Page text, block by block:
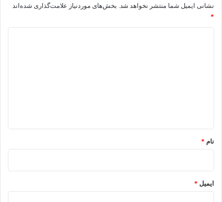
نشانی ایمیل شما منتشر نخواهد شد. بخش‌های موردنیاز علامت‌گذاری شده‌اند
*
نام *
ایمیل *